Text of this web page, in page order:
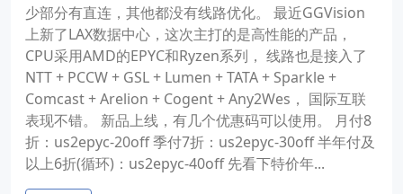
少部分有直连，其他都没有线路优化。 最近GGVision
上新了LAX数据中心，这次主打的是高性能的产品，
CPU采用AMD的EPYC和Ryzen系列， 线路也是接入了
NTT + PCCW + GSL + Lumen + TATA + Sparkle +
Comcast + Arelion + Cogent + Any2Wes， 国际互联
表现不错。 新品上线，有几个优惠码可以使用。 月付8
折：us2epyc-20off 季付7折：us2epyc-30off 半年付及
以上6折(循环)：us2epyc-40off 先看下特价年...